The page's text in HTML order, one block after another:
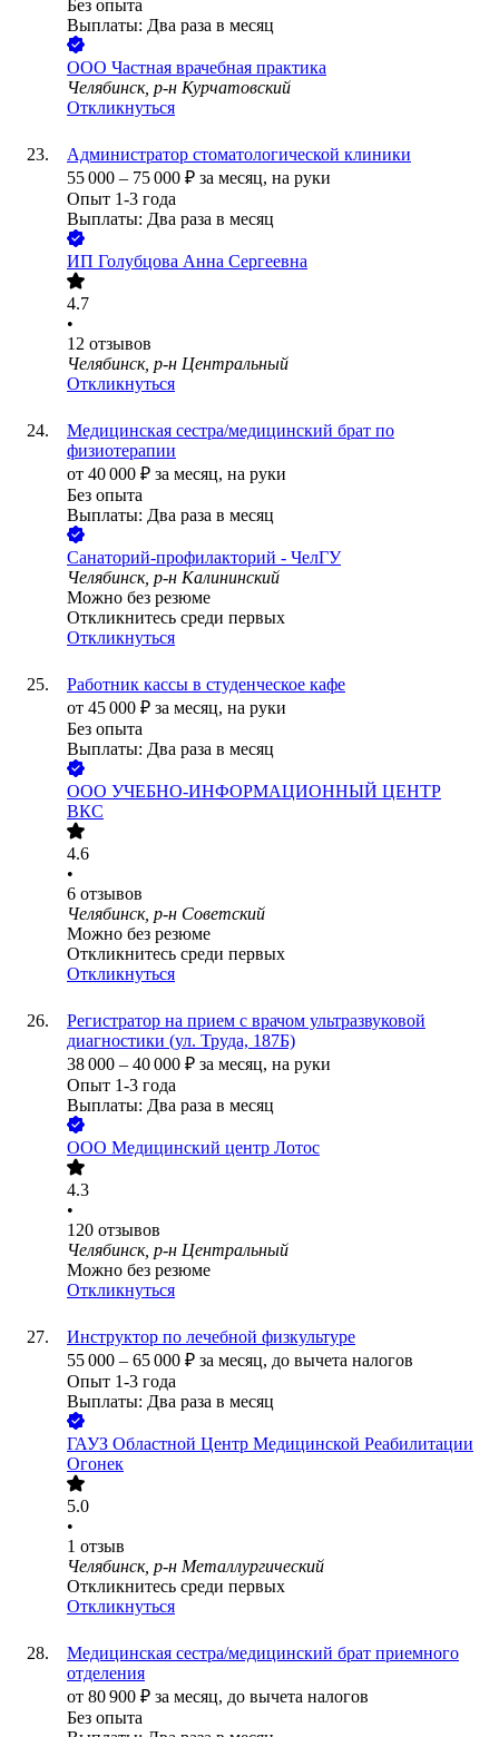
Без опыта
Выплаты: Два раза в месяц
ООО Частная врачебная практика
Челябинск, р-н Курчатовский
Откликнуться
Администратор стоматологической клиники
55 000 – 75 000 ₽ за месяц, на руки
Опыт 1-3 года
Выплаты: Два раза в месяц
ИП Голубцова Анна Сергеевна
4.7
•
12 отзывов
Челябинск, р-н Центральный
Откликнуться
Медицинская сестра/медицинский брат по
физиотерапии
от 40 000 ₽ за месяц, на руки
Без опыта
Выплаты: Два раза в месяц
Санаторий-профилакторий - ЧелГУ
Челябинск, р-н Калининский
Можно без резюме
Откликнитесь среди первых
Откликнуться
Работник кассы в студенческое кафе
от 45 000 ₽ за месяц, на руки
Без опыта
Выплаты: Два раза в месяц
ООО УЧЕБНО-ИНФОРМАЦИОННЫЙ ЦЕНТР
ВКС
4.6
•
6 отзывов
Челябинск, р-н Советский
Можно без резюме
Откликнитесь среди первых
Откликнуться
Регистратор на прием с врачом ультразвуковой
диагностики (ул. Труда, 187Б)
38 000 – 40 000 ₽ за месяц, на руки
Опыт 1-3 года
Выплаты: Два раза в месяц
ООО Медицинский центр Лотос
4.3
•
120 отзывов
Челябинск, р-н Центральный
Можно без резюме
Откликнуться
Инструктор по лечебной физкультуре
55 000 – 65 000 ₽ за месяц, до вычета налогов
Опыт 1-3 года
Выплаты: Два раза в месяц
ГАУЗ Областной Центр Медицинской Реабилитации
Огонек
5.0
•
1 отзыв
Челябинск, р-н Металлургический
Откликнитесь среди первых
Откликнуться
Медицинская сестра/медицинский брат приемного
отделения
от 80 900 ₽ за месяц, до вычета налогов
Без опыта